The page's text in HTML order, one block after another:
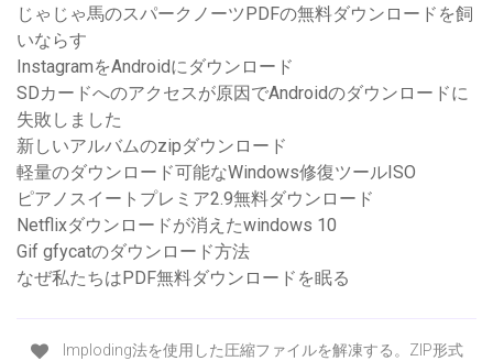
じゃじゃ馬のスパークノーツPDFの無料ダウンロードを飼
いならす
InstagramをAndroidにダウンロード
SDカードへのアクセスが原因でAndroidのダウンロードに
失敗しました
新しいアルバムのzipダウンロード
軽量のダウンロード可能なWindows修復ツールISO
ピアノスイートプレミア2.9無料ダウンロード
Netflixダウンロードが消えたwindows 10
Gif gfycatのダウンロード方法
なぜ私たちはPDF無料ダウンロードを眠る
Imploding法を使用した圧縮ファイルを解凍する。ZIP形式